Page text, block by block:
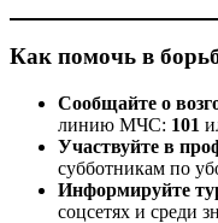
Как помочь в
Сообщайте о
линию МЧС: 101
Участвуйте в
субботникам по
Информируйте
соцсетях и среди